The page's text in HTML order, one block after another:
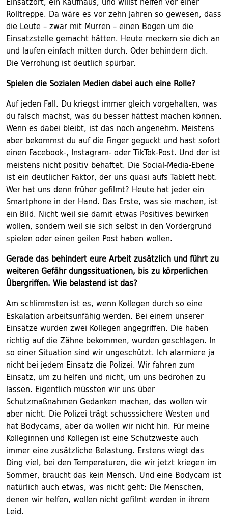
Rolltreppe. Da wäre es vor zehn Jahren so gewesen, dass
die Leute – zwar mit Murren – einen Bogen um die
Einsatzstelle gemacht hätten. Heute meckern sie dich an
und laufen einfach mitten durch. Oder behindern dich.
Die Verrohung ist deutlich spürbar.
Spielen die Sozialen Medien dabei auch eine Rolle?
Auf jeden Fall. Du kriegst immer gleich vorgehalten, was
du falsch machst, was du besser hättest machen können.
Wenn es dabei bleibt, ist das noch angenehm. Meistens
aber bekommst du auf die Finger geguckt und hast sofort
einen Facebook-, Instagram- oder TikTok-Post. Und der ist
meistens nicht positiv behaftet. Die Social-Media-Ebene
ist ein deutlicher Faktor, der uns quasi aufs Tablett hebt.
Wer hat uns denn früher gefilmt? Heute hat jeder ein
Smartphone in der Hand. Das Erste, was sie machen, ist
ein Bild. Nicht weil sie damit etwas Positives bewirken
wollen, sondern weil sie sich selbst in den Vordergrund
spielen oder einen geilen Post haben wollen.
Gerade das behindert eure Arbeit zusätzlich und führt zu
weiteren Gefährdungssituationen, bis zu körperlichen
Übergriffen. Wie belastend ist das?
Am schlimmsten ist es, wenn Kollegen durch so eine
Eskalation arbeitsunfähig werden. Bei einem unserer
Einsätze wurden zwei Kollegen angegriffen. Die haben
richtig auf die Zähne bekommen, wurden geschlagen. In
so einer Situation sind wir ungeschützt. Ich alarmiere ja
nicht bei jedem Einsatz die Polizei. Wir fahren zum
Einsatz, um zu helfen und nicht, um uns bedrohen zu
lassen. Eigentlich müssten wir uns über
Schutzmaßnahmen Gedanken machen, das wollen wir
aber nicht. Die Polizei trägt schusssichere Westen und
hat Bodycams, aber da wollen wir nicht hin. Für meine
Kolleginnen und Kollegen ist eine Schutzweste auch
immer eine zusätzliche Belastung. Erstens wiegt das
Ding viel, bei den Temperaturen, die wir jetzt kriegen im
Sommer, braucht das kein Mensch. Und eine Bodycam ist
natürlich auch etwas, was nicht geht: Die Menschen,
denen wir helfen, wollen nicht gefilmt werden in ihrem
Leid.